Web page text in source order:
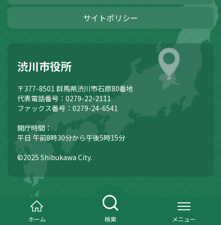
サイトポリシー
渋川市役所
〒377-8501 群馬県渋川市石原80番地
代表電話番号：0279-22-2111
ファックス番号：0279-24-6541
開庁時間：
平日 午前8時30分から午後5時15分
©2025 Shibukawa City.
ホーム 検索 メニュー